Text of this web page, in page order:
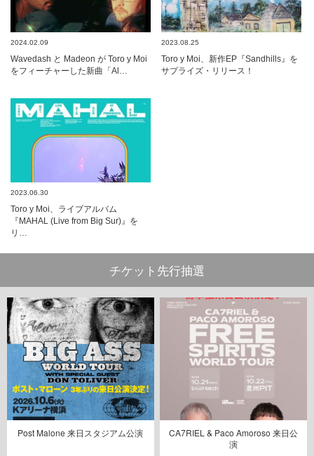
2024.02.09
Wavedash と Madeon が Toro y Moi
をフィーチャーした新曲「Al…
2023.08.25
Toro y Moi、新作EP『Sandhills』を
サプライズ・リリース！
2023.06.30
Toro y Moi、ライブアルバム
『MAHAL (Live from Big Sur)』を
リ…
チケット先行抽選
Post Malone 来日スタジアム公演
CA7RIEL & Paco Amoroso 来日公
演